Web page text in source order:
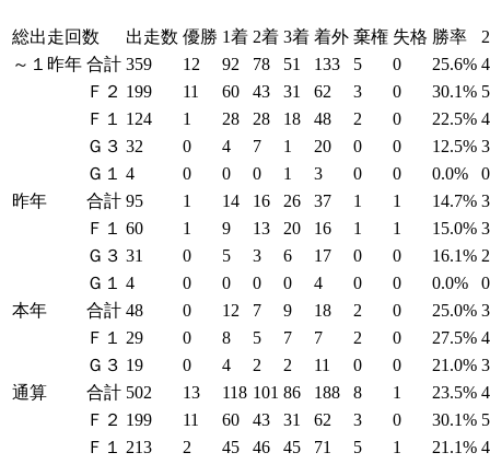
総出走回数 出走数 優勝 1着 2着 3着 着外 棄権 失格 勝率
～１昨年 合計 359 12 92 78 51 133 5 0 25.6%
Ｆ２ 199 11 60 43 31 62 3 0 30.1%
Ｆ１
124 1 28 28 18 48 2 0 22.5%
Ｇ３ 32 0 4 7 1 20 0 0 12.5%
Ｇ１
4 0 0 0 1 3 0 0 0.0%
昨年
合計 95 1 14 16 26 37 1 1 14.7%
Ｆ１
60 1 9 13 20 16 1 1 15.0%
Ｇ３ 31 0 5 3 6 17 0 0 16.1%
Ｇ１
4 0 0 0 0 4 0 0 0.0%
本年
合計 48 0 12 7 9 18 2 0 25.0%
Ｆ１
29 0 8 5 7 7 2 0 27.5%
Ｇ３ 19 0 4 2 2 11 0 0 21.0%
通算
合計 502 13 118 101 86 188 8 1 23.5%
Ｆ２ 199 11 60 43 31 62 3 0 30.1%
Ｆ１
213 2 45 46 45 71 5 1 21.1%